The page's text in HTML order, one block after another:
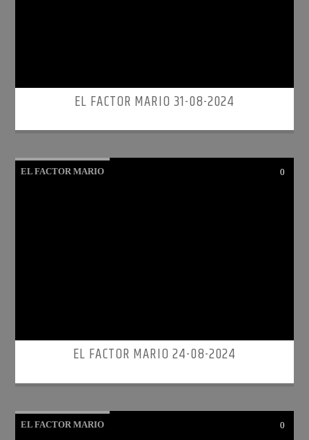
EL FACTOR MARIO 31-08-2024
EL FACTOR MARIO 0
EL FACTOR MARIO 24-08-2024
EL FACTOR MARIO 0